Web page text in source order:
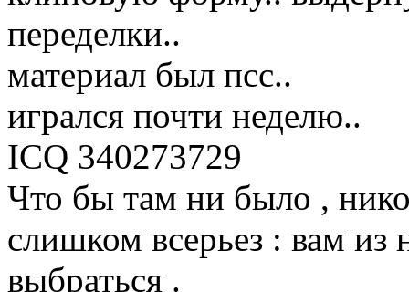
переделки..
материал был псс..
игрался почти неделю..
ICQ 340273729
Что бы там ни было ,
слишком всерьез : вам из
выбраться .